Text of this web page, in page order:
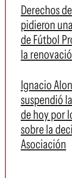
Derechos
pidieron
de Fútbol
la
Ignacio
suspendió
de hoy por
sobre la
Asociación